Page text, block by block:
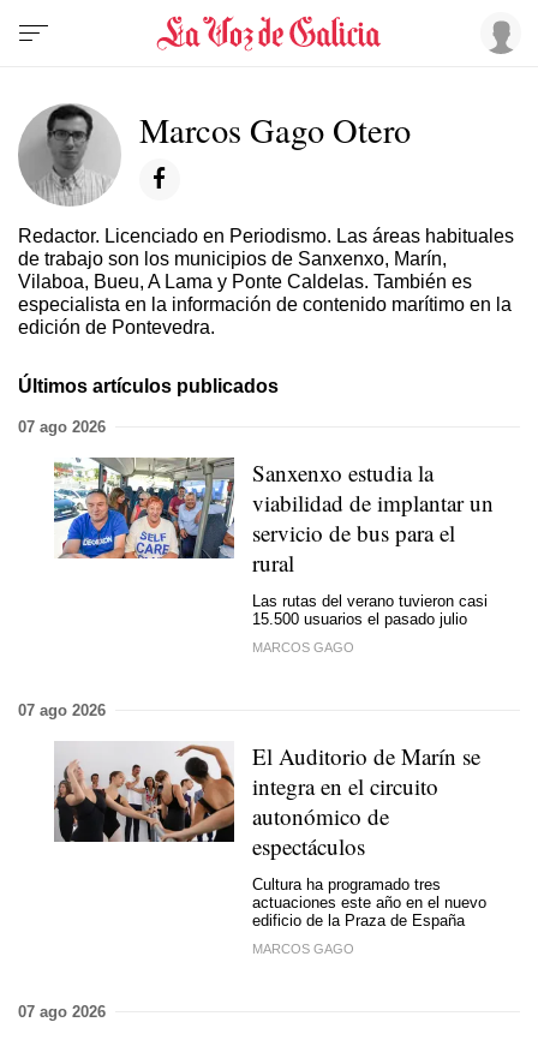
Marcos Gago Otero
Redactor. Licenciado en Periodismo. Las áreas habituales
de trabajo son los municipios de Sanxenxo, Marín,
Vilaboa, Bueu, A Lama y Ponte Caldelas. También es
especialista en la información de contenido marítimo en la
edición de Pontevedra.
Últimos artículos publicados
07 ago 2026
Sanxenxo estudia la
viabilidad de implantar un
servicio de bus para el
rural
Las rutas del verano tuvieron casi
15.500 usuarios el pasado julio
MARCOS GAGO
07 ago 2026
El Auditorio de Marín se
integra en el circuito
autonómico de
espectáculos
Cultura ha programado tres
actuaciones este año en el nuevo
edificio de la Praza de España
MARCOS GAGO
07 ago 2026